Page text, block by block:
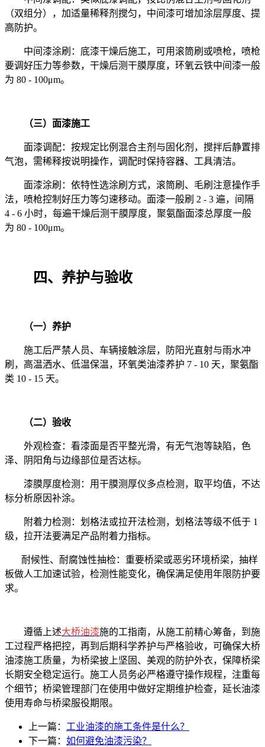
（双组分），加适量稀释剂搅匀，中间漆可增加涂层厚度、提
高防护。
中间漆涂刷：底漆干燥后施工，可用滚筒刷或喷枪，喷枪
要调好压力等参数，干燥后测干膜厚度，环氧云铁中间漆一般
为 80 - 100μm。
（三）面漆施工
面漆调配：按规定比例混合主剂与固化剂，搅拌后静置排
气泡，需稀释按说明操作，调配时保持容器、工具清洁。
面漆涂刷：依特性选涂刷方式，滚筒刷、毛刷注意操作手
法，喷枪控制好压力等匀速移动。面漆一般刷 2 - 3 遍，间隔
4 - 6 小时，每遍干燥后测干膜厚度，聚氨酯面漆总厚度一般
为 80 - 100μm。
四、养护与验收
（一）养护
施工后严禁人员、车辆接触涂层，防阳光直射与雨水冲
刷，高温洒水、低温保温，环氧类油漆养护 7 - 10 天，聚氨酯
类 10 - 15 天。
（二）验收
外观检查：看漆面是否平整光滑，有无气泡等缺陷，色
泽、阴阳角与边缘部位是否达标。
漆膜厚度检测：用干膜测厚仪多点检测，取平均值，不达
标分析原因补涂。
附着力检测：划格法或拉开法检测，划格法等级不低于 1
级，拉开法要满足产品附着力指标。
耐候性、耐腐蚀性抽检：重要桥梁或恶劣环境桥梁，抽样
板做人工加速试验，检测性能变化，确保满足使用年限防护要
求。
遵循上述大桥油漆施的工指南，从施工前精心筹备，到施
工过程严格把控，再到后期科学养护与严格验收，可确保大桥
油漆施工质量，为桥梁披上坚固、美观的防护外衣，保障桥梁
长期安全稳定运行。施工人员务必严格遵守操作规程，注重每
个细节；桥梁管理部门在使用中做好定期维护检查，延长油漆
使用寿命与桥梁服役期限。
上一篇： 工业油漆的施工条件是什么？
下一篇： 如何避免油漆污染？